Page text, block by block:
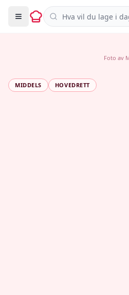
Søk i oppskrifter
MIDDELS HOVEDRETT
Foto av